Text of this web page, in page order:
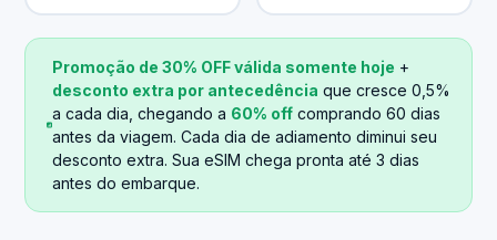
Promoção de 30% OFF válida somente hoje +
desconto extra por antecedência que cresce 0,5%
a cada dia, chegando a 60% off comprando 60 dias
antes da viagem. Cada dia de adiamento diminui seu
desconto extra. Sua eSIM chega pronta até 3 dias
antes do embarque.